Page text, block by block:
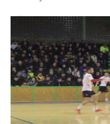
Više...